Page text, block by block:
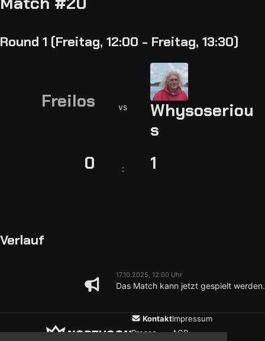
Round 1 (Freitag, 12:00 - Freitag, 13:30)
Freilos vs
Whysoseriou
s
0
: 1
Verlauf
17.10.2025, 12:00 Uhr
Das Match kann jetzt gespielt werden.
Kontakt
Presse
Impressum
AGB